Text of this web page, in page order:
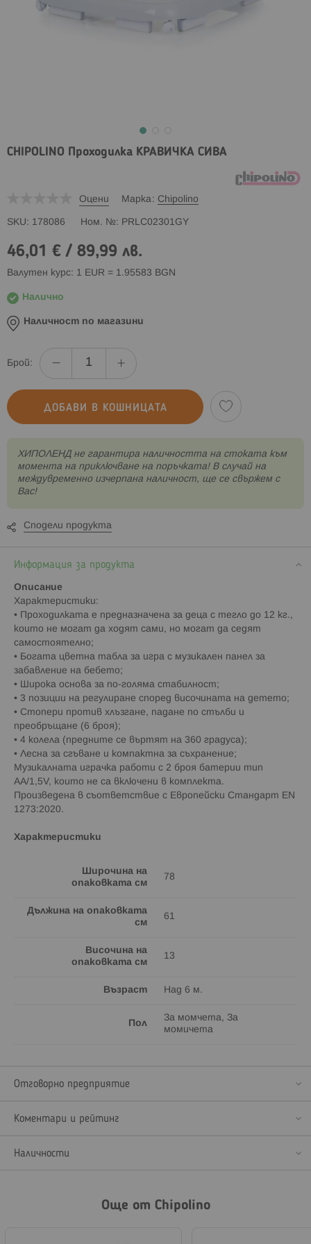
CHIPOLINO Проходилка КРАВИЧКА СИВА
Оцени Марка Chipolino
SKU 178086 Ном. № PRLC02301GY
46,01 € / 89,99 лв.
Валутен курс: 1 EUR = 1.95583 BGN
Налично
Наличност по магазини
Брой:
ДОБАВИ В КОШНИЦАТА
XИПОЛЕНД не гарантира наличността на стоката към
момента на приключване на поръчката! В случай на
междувременно изчерпана наличност, ще се свържем с
Вас!
Сподели продукта
Информация за продукта
Описание
Характеристики:
• Проходилката е предназначена за деца с тегло до 12 кг.,
които не могат да ходят сами, но могат да седят
самостоятелно;
• Богата цветна табла за игра с музикален панел за
забавление на бебето;
• Широка основа за по-голяма стабилност;
• 3 позиции на регулиране според височината на детето;
• Стопери против хлъзгане, падане по стълби и
преобръщане (6 броя);
• 4 колела (предните се въртят на 360 градуса);
• Лесна за сгъване и компактна за съхранение;
Музикалната играчка работи с 2 броя батерии тип
АА/1,5V, които не са включени в комплекта.
Произведена в съответствие с Европейски Стандарт EN
1273:2020.
Характеристики
Широчина на
опаковката см
78
Дължина на опаковката
см
61
Височина на
опаковката см
13
Възраст Над 6 м.
Пол
За момчета, За
момичета
Отговорно предприятие
Коментари и рейтинг
Наличности
Още от Chipolino